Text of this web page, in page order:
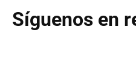
Síguenos en